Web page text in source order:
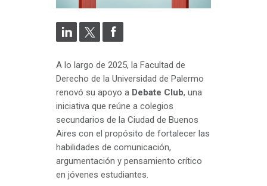
A lo largo de 2025, la Facultad de
Derecho de la Universidad de Palermo
renovó su apoyo a Debate Club, una
iniciativa que reúne a colegios
secundarios de la Ciudad de Buenos
Aires con el propósito de fortalecer las
habilidades de comunicación,
argumentación y pensamiento crítico
en jóvenes estudiantes.